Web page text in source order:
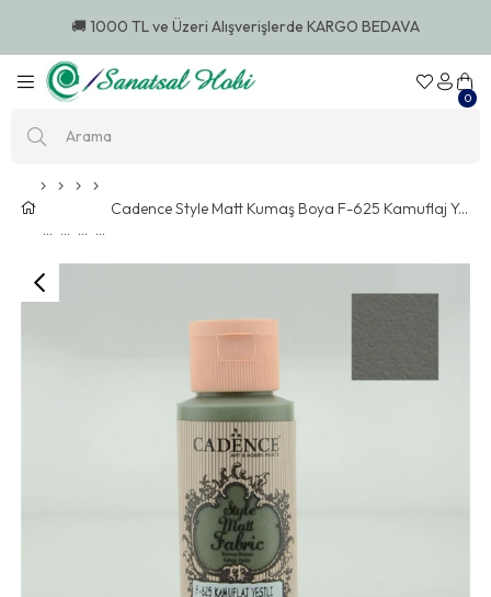
🚚 1000 TL ve Üzeri Alışverişlerde KARGO BEDAVA
0
Cadence Style Matt Kumaş Boya F-625 Kamuflaj Yeşili 59 Ml